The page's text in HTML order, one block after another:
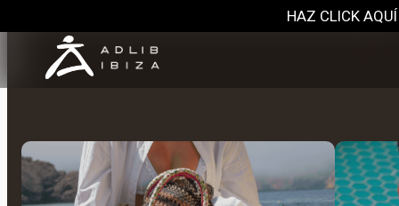
HAZ CLICK